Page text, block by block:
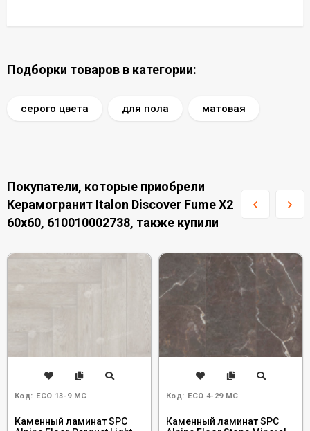
Подборки товаров в категории:
серого цвета для пола матовая
Покупатели, которые приобрели
Керамогранит Italon Discover Fume X2
60x60, 610010002738, также купили
Код: ECO 13-9 MC
Каменный ламинат SPC
Код: ECO 4-29 MC
Каменный ламинат SPC